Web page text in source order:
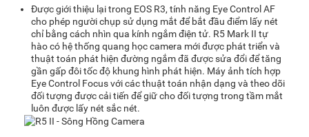
Được giới thiệu lại trong EOS R3, tính năng Eye Control AF
cho phép người chụp sử dụng mắt để bắt đầu điểm lấy nét
chỉ bằng cách nhìn qua kính ngắm điện tử. R5 Mark II tự
hào có hệ thống quang học camera mới được phát triển và
thuật toán phát hiện đường ngắm đã được sửa đổi để tăng
gần gấp đôi tốc độ khung hình phát hiện. Máy ảnh tích hợp
Eye Control Focus với các thuật toán nhận dạng và theo dõi
đối tượng được cải tiến để giữ cho đối tượng trong tầm mắt
luôn được lấy nét sắc nét.